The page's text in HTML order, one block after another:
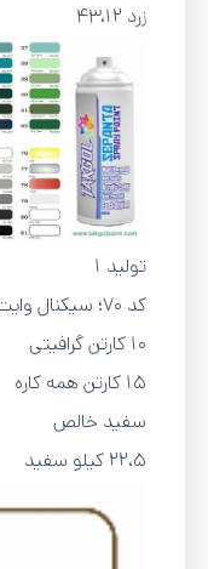
زرد 43،12
تولید 1
کد 70؛ سیکنال وایت، رال 9003، ایران گرافیتی
10 کارتن گرافیتی
15 کارتن همه کاره
سفید خالص
22،5 کیلو سفید